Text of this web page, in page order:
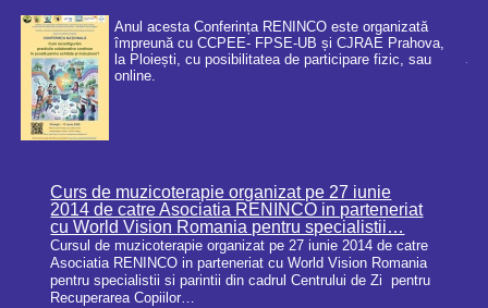
Anul acesta Conferința RENINCO este organizată
împreună cu CCPEE- FPSE-UB și CJRAE Prahova,
la Ploiești, cu posibilitatea de participare fizic, sau
online.
Curs de muzicoterapie organizat pe 27 iunie
2014 de catre Asociatia RENINCO in parteneriat
cu World Vision Romania pentru specialistii…
Cursul de muzicoterapie organizat pe 27 iunie 2014 de catre
Asociatia RENINCO in parteneriat cu World Vision Romania
pentru specialistii si parintii din cadrul Centrului de Zi pentru
Recuperarea Copiilor…